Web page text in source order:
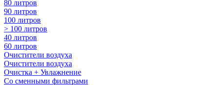
80 литров
90 литров
100 литров
> 100 литров
40 литров
60 литров
Очистители воздуха
Очистители воздуха
Очистка + Увлажнение
Cо сменными фильтрами